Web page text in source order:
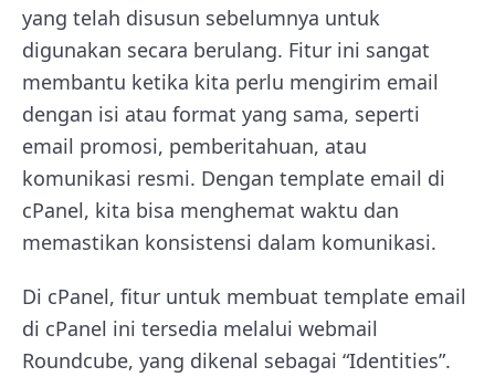
yang telah disusun sebelumnya untuk
digunakan secara berulang. Fitur ini sangat
membantu ketika kita perlu mengirim email
dengan isi atau format yang sama, seperti
email promosi, pemberitahuan, atau
komunikasi resmi. Dengan template email di
cPanel, kita bisa menghemat waktu dan
memastikan konsistensi dalam komunikasi.
Di cPanel, fitur untuk membuat template email
di cPanel ini tersedia melalui webmail
Roundcube, yang dikenal sebagai “Identities”.